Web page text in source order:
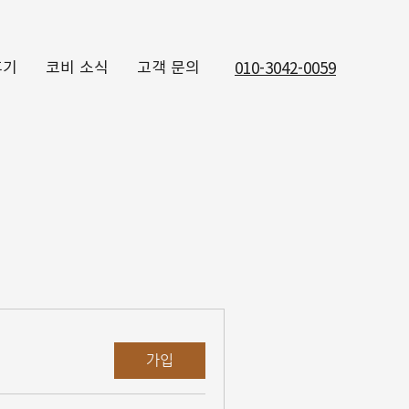
코비 소식 고객 문의 010-3042-0059
가입